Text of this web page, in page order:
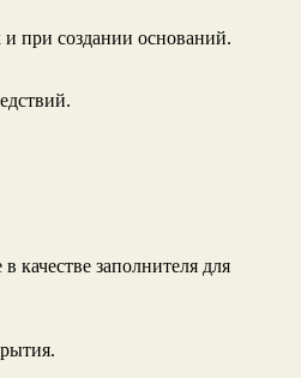
при создании оснований.
качестве заполнителя для